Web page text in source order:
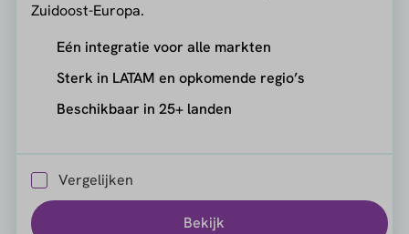
Zuidoost-Europa.
Eén integratie voor alle markten
Sterk in LATAM en opkomende regio’s
Beschikbaar in 25+ landen
Vergelijken
Bekijk